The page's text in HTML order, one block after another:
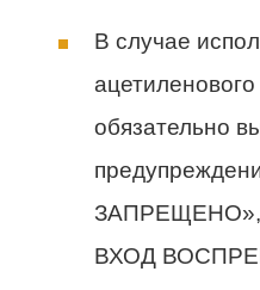
В случае
обязательно
ВХОД